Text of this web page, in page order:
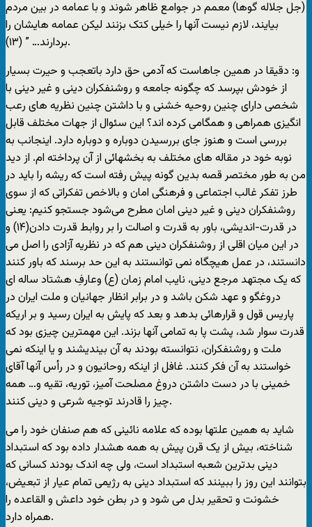
(جل جلاله گوها) معمم در جوامع‏ ‏ظاهر شوند و با عمامه در بين مردم
بيايند، لازم نيست آنها را خيلی کتک بزنند‏ ‏ليکن عمامه هايشان را
بردارند… ” (۱۳).
و: دقيقا در همين جاهاست که آدمی حق دارد باتعجب و حيرت بسيار
از خودش بپرسد که چگونه جامعه و روشنفکران دينی و غير دينی با
شخصی دارای چنين روحيه خشنی و با داشتن چنين نظريه های رعب
انگيزی همراهی و همگامی کرده اند؟ اين سئوال از جهات مختلف قابل
بررسی است و هنوز جای بررسيدن دوباره و دوباره دارد. اينجانب به
نوبه خود در مقاله های مختلف به بخشهائی از آن پرداخته ام. از ديد
من به طور مختصر قصه بدين گونه پيش رفته است که ريشه را بايد در
طرز تفکر غالب اجتماعی و فرهنگی امان و بالاخص تفکراتی که از سوی
روشنفکران دينی و غير دينی امان مطرح می‌شود جستجو کنيم: يعنی
در قدرت-انديشی، باور به قدرت و اصالت را بر روابط قدرت دادن(۱۴) و
در اين ميان اقلی از روشنفکران دينی هم که در نظريه آزادی را اصل می
دانستند، در عمل هيچگاه نمی توانستند به اين حد برسند که باور کنند
که يک مجتهد مرجع دينی، نايب امام زمان (ع) وعارفِ هشتاد ساله ای
دروغگو و عهد شکن باشد و در برابر انظار جهانيان و ملت ايران در
پاريس قول و قرارهائی بدهد و بعد که پايش به ايران رسيد و بر اريکه
قدرت سوار شد، پشت پا به تمامی آنها بزند. اين مهمترين چيزی بود که
ملت و روشنفکران، نتوانسته بودند به آن بينديشند و يا اينکه نمی
خواستند به آن فکر کنند. غافل از اينکه روحانيون و در رأس آنها آقای
خمينی با در دست داشتن دروغ مصلحت آميز، توريه، تقيه و… همه
چيز را قادرند توجيه شرعی و دينی کنند.
شايد به همين علتها بوده که علامه نائينی که هم صنفان خود را می
شناخته، بيش از يک قرن پيش به همه هشدار داده بود که استبداد
دينی بدترين شعبه استبداد است، ولی چه اندک بودند کسانی که
بتوانند اين روز را ببينند که استبداد دينی به رژيمی تمام عيار از تبعيض،
خشونت و تحقير بدل می شود و در بطن خود داعش و القاعده را
همراه دارد.